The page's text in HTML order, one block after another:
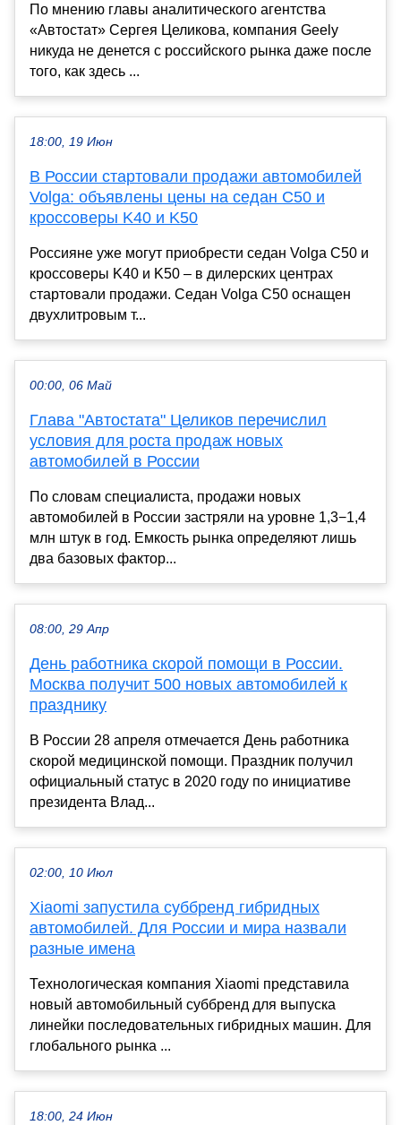
По мнению главы аналитического агентства
«Автостат» Сергея Целикова, компания Geely
никуда не денется с российского рынка даже после
того, как здесь ...
18:00, 19 Июн
В России стартовали продажи автомобилей
Volga: объявлены цены на седан C50 и
кроссоверы K40 и K50
Россияне уже могут приобрести седан Volga C50 и
кроссоверы K40 и K50 – в дилерских центрах
стартовали продажи. Седан Volga C50 оснащен
двухлитровым т...
00:00, 06 Май
Глава "Автостата" Целиков перечислил
условия для роста продаж новых
автомобилей в России
По словам специалиста, продажи новых
автомобилей в России застряли на уровне 1,3−1,4
млн штук в год. Емкость рынка определяют лишь
два базовых фактор...
08:00, 29 Апр
День работника скорой помощи в России.
Москва получит 500 новых автомобилей к
празднику
В России 28 апреля отмечается День работника
скорой медицинской помощи. Праздник получил
официальный статус в 2020 году по инициативе
президента Влад...
02:00, 10 Июл
Xiaomi запустила суббренд гибридных
автомобилей. Для России и мира назвали
разные имена
Технологическая компания Xiaomi представила
новый автомобильный суббренд для выпуска
линейки последовательных гибридных машин. Для
глобального рынка ...
18:00, 24 Июн